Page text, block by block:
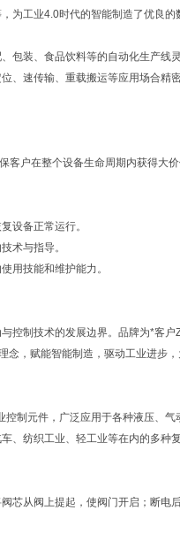
为工业4.0时代的智能制造了优良
包装、食品饮料等的自动化生产线
、速传输、重载搬运等应用场合精
户在整个设备生命周期内获得大价
设备正常运行。
术与指导。
用技能和维护能力。
控制技术的发展边界。品牌为*客
，赋能智能制造，驱动工业进步
制元件，广泛应用于各种液压、
、纺织工业、轻工业等在内的多种
芯从阀上提起，使阀门开启；断电